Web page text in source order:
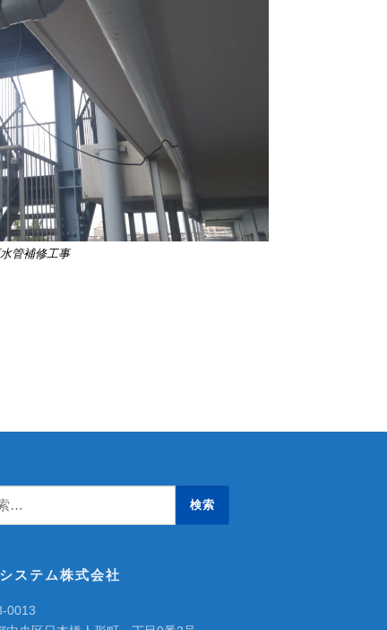
管補修工事
ステム株式会社
0013